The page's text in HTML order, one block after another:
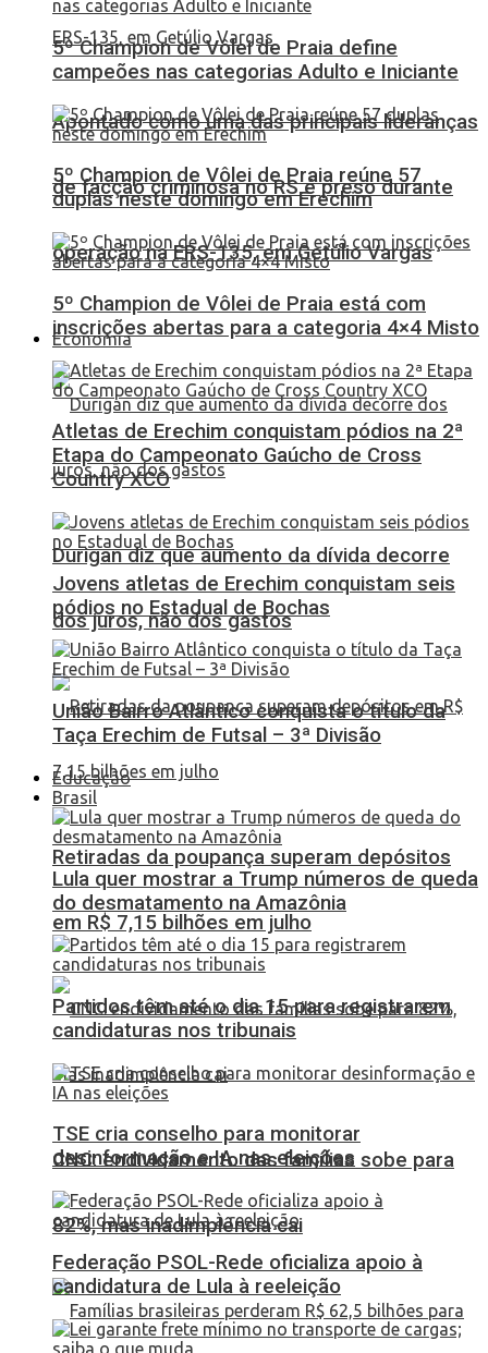
Apontado como uma das principais lideranças
de facção criminosa no RS é preso durante
operação na ERS-135, em Getúlio Vargas
Economia
Durigan diz que aumento da dívida decorre
dos juros, não dos gastos
Retiradas da poupança superam depósitos
em R$ 7,15 bilhões em julho
CNC: endividamento das famílias sobe para
82%, mas inadimplência cai
5º Champion de Vôlei de Praia define
campeões nas categorias Adulto e Iniciante
5º Champion de Vôlei de Praia reúne 57
duplas neste domingo em Erechim
5º Champion de Vôlei de Praia está com
inscrições abertas para a categoria 4×4 Misto
Atletas de Erechim conquistam pódios na 2ª
Etapa do Campeonato Gaúcho de Cross
Country XCO
Jovens atletas de Erechim conquistam seis
pódios no Estadual de Bochas
União Bairro Atlântico conquista o título da
Taça Erechim de Futsal – 3ª Divisão
Educação
Brasil
Lula quer mostrar a Trump números de queda
do desmatamento na Amazônia
Partidos têm até o dia 15 para registrarem
candidaturas nos tribunais
TSE cria conselho para monitorar
desinformação e IA nas eleições
Federação PSOL-Rede oficializa apoio à
candidatura de Lula à reeleição